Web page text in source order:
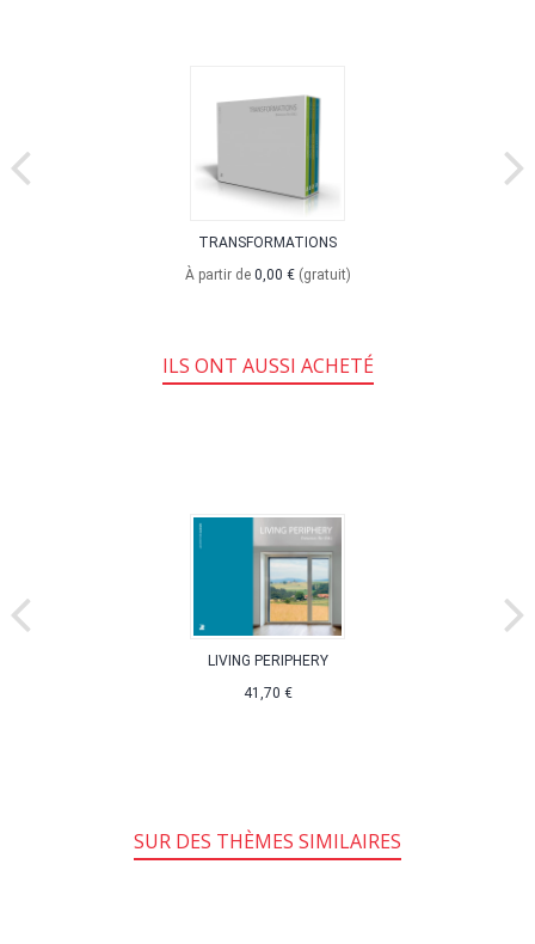
TRANSFORMATIONS
À partir de 0,00 € (gratuit)
ILS ONT AUSSI ACHETÉ
LIVING PERIPHERY
41,70 €
SUR DES THÈMES SIMILAIRES